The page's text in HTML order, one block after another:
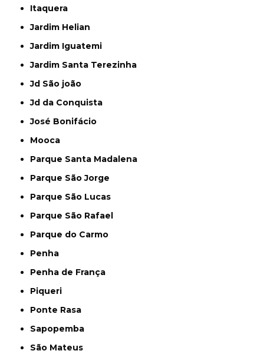
Itaquera
Jardim Helian
Jardim Iguatemi
Jardim Santa Terezinha
Jd São joão
Jd da Conquista
José Bonifácio
Mooca
Parque Santa Madalena
Parque São Jorge
Parque São Lucas
Parque São Rafael
Parque do Carmo
Penha
Penha de França
Piqueri
Ponte Rasa
Sapopemba
São Mateus